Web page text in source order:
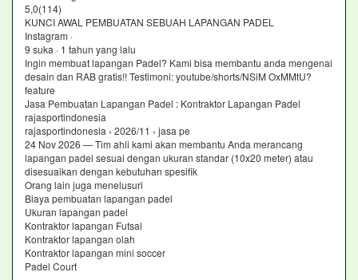
5,0(114)
KUNCI AWAL PEMBUATAN SEBUAH LAPANGAN PADEL
Instagram ·
9 suka · 1 tahun yang lalu
Ingin membuat lapangan Padel? Kami bisa membantu anda mengenai
desain dan RAB gratis!! Testimoni: youtube/shorts/NSiM OxMMtU?
feature
Jasa Pembuatan Lapangan Padel : Kontraktor Lapangan Padel
rajasportindonesia
rajasportindonesia › 2026/11 › jasa pe
24 Nov 2026 — Tim ahli kami akan membantu Anda merancang
lapangan padel sesuai dengan ukuran standar (10x20 meter) atau
disesuaikan dengan kebutuhan spesifik
Orang lain juga menelusuri
Biaya pembuatan lapangan padel
Ukuran lapangan padel
Kontraktor lapangan Futsal
Kontraktor lapangan olah
Kontraktor lapangan mini soccer
Padel Court